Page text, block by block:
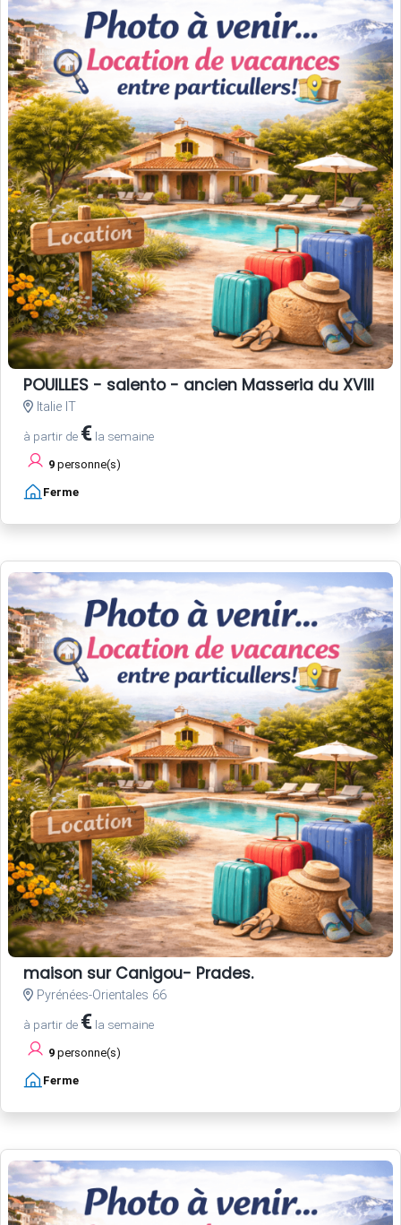
POUILLES - salento - ancien Masseria du XVIII
Italie IT
à partir de € la semaine
9 personne(s)
Ferme
maison sur Canigou- Prades.
Pyrénées-Orientales 66
à partir de € la semaine
9 personne(s)
Ferme